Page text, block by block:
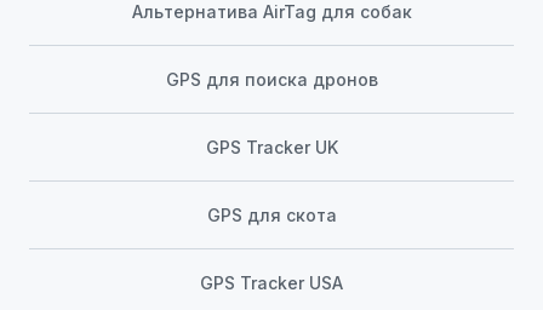
Альтернатива AirTag для собак
GPS для поиска дронов
GPS Tracker UK
GPS для скота
GPS Tracker USA